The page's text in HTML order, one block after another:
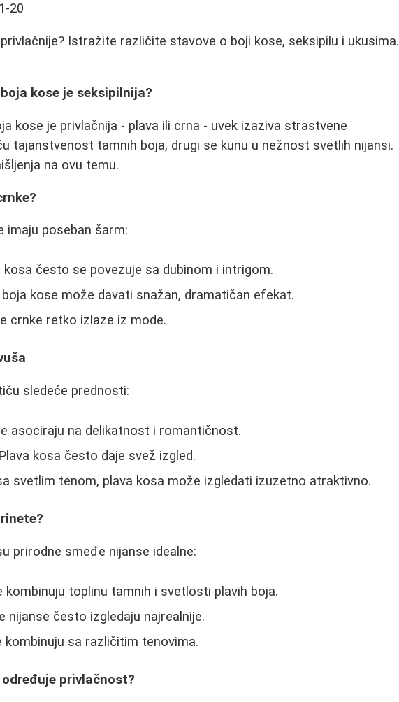
20
Istražite različite stavove o boji kose, seksipilu i ukusima.
kose je seksipilnija?
kose je privlačnija - plava ili crna - uvek izaziva strastvene
tajanstvenost tamnih boja, drugi se kunu u nežnost svetlih nijansi.
na ovu temu.
imaju poseban šarm:
kosa često se povezuje sa dubinom i intrigom.
kose može davati snažan, dramatičan efekat.
crnke retko izlaze iz mode.
sledeće prednosti:
asociraju na delikatnost i romantičnost.
kosa često daje svež izgled.
svetlim tenom, plava kosa može izgledati izuzetno atraktivno.
prirodne smeđe nijanse idealne:
kombinuju toplinu tamnih i svetlosti plavih boja.
nijanse često izgledaju najrealnije.
kombinuju sa različitim tenovima.
privlačnost?